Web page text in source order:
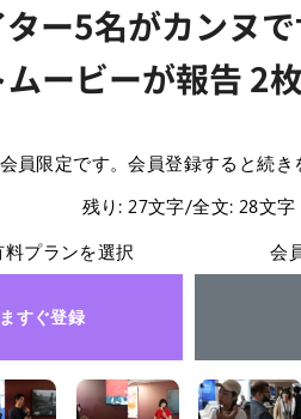
ー5名がカンヌ
ービーが報告 2
員限定です。会員登録すると続き
残り: 27文字/全文: 28文字
プランを選択
すぐ登録
会